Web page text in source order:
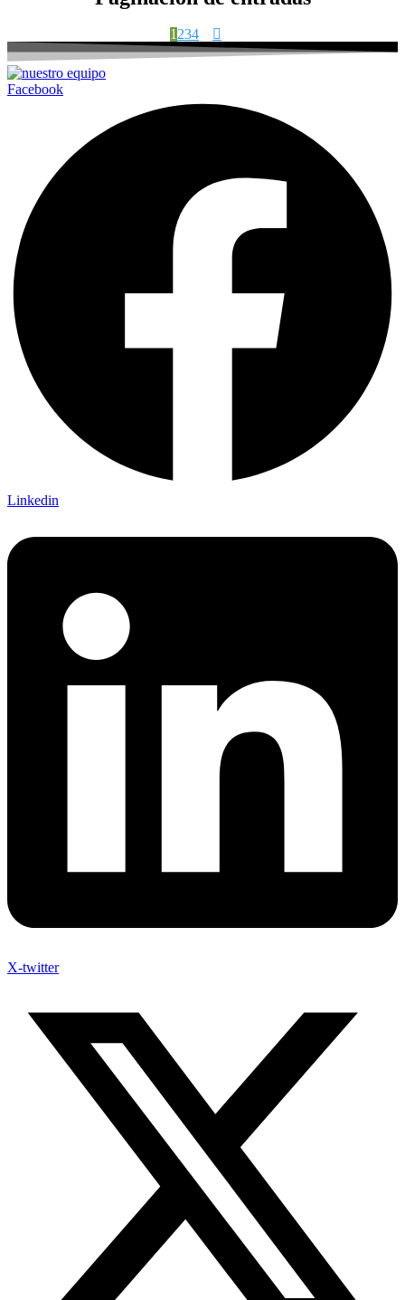
1234
Facebook
Linkedin
X-twitter